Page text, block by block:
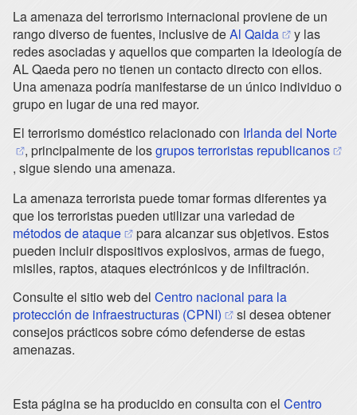
La amenaza del terrorismo internacional proviene de un
rango diverso de fuentes, inclusive deAl Qaida(opens in a
y las
redes asociadas y aquellos que comparten la ideología de
AL Qaeda pero no tienen un contacto directo con ellos.
Una amenaza podría manifestarse de un único individuo o
grupo en lugar de una red mayor.
El terrorismo doméstico relacionado con Irlanda del Norte
, principalmente de losgrupos terroristas republicanos
, sigue siendo una amenaza.
La amenaza terrorista puede tomar formas diferentes ya
que los terroristas pueden utilizar una variedad de
métodos de ataque(opens in a new tab)
para alcanzar sus objetivos. Estos
pueden incluir dispositivos explosivos, armas de fuego,
misiles, raptos, ataques electrónicos y de infiltración.
Consulte el sitio web del Centro nacional para la
protección de infraestructuras (CPNI) (opens in a new tab)
si desea obtener
consejos prácticos sobre cómo defenderse de estas
amenazas.
Esta página se ha producido en consulta con el Centro